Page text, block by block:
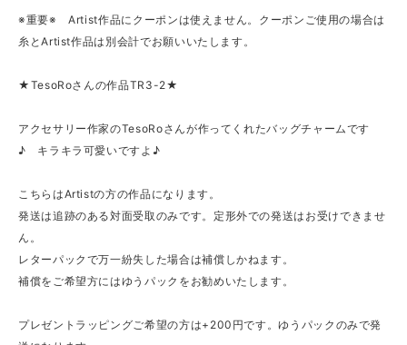
※重要※ Artist作品にクーポンは使えません。クーポンご使用の場合は
糸とArtist作品は別会計でお願いいたします。
★TesoRoさんの作品TR3-2★
アクセサリー作家のTesoRoさんが作ってくれたバッグチャームです
♪ キラキラ可愛いですよ♪
こちらはArtistの方の作品になります。
発送は追跡のある対面受取のみです。定形外での発送はお受けできませ
ん。
レターパックで万一紛失した場合は補償しかねます。
補償をご希望方にはゆうパックをお勧めいたします。
プレゼントラッピングご希望の方は+200円です。ゆうパックのみで発